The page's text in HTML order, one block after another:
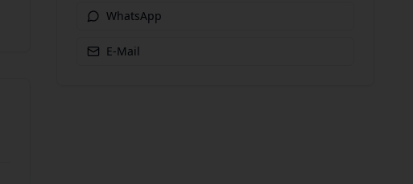
WhatsApp
E-Mail